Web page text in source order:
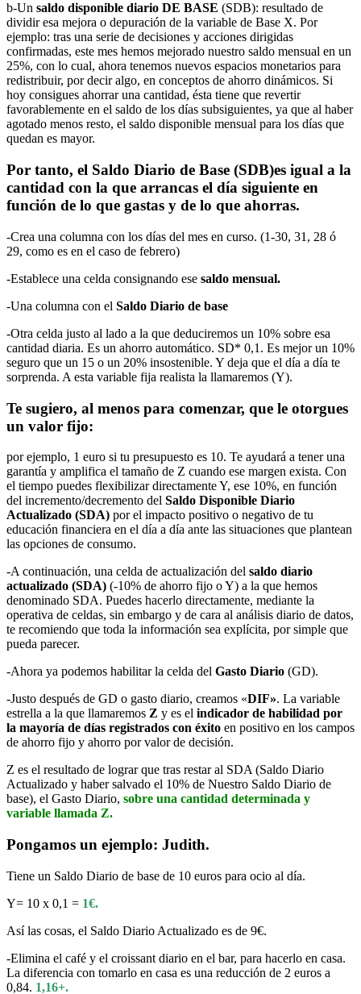
b-Un saldo disponible diario DE BASE (SDB): resultado de
dividir esa mejora o depuración de la variable de Base X. Por
ejemplo: tras una serie de decisiones y acciones dirigidas
confirmadas, este mes hemos mejorado nuestro saldo mensual en un
25%, con lo cual, ahora tenemos nuevos espacios monetarios para
redistribuir, por decir algo, en conceptos de ahorro dinámicos. Si
hoy consigues ahorrar una cantidad, ésta tiene que revertir
favorablemente en el saldo de los días subsiguientes, ya que al haber
agotado menos resto, el saldo disponible mensual para los días que
quedan es mayor.
Por tanto, el Saldo Diario de Base (SDB)es igual a la
cantidad con la que arrancas el día siguiente en
función de lo que gastas y de lo que ahorras.
-Crea una columna con los días del mes en curso. (1-30, 31, 28 ó
29, como es en el caso de febrero)
-Establece una celda consignando ese saldo mensual.
-Una columna con el Saldo Diario de base
-Otra celda justo al lado a la que deduciremos un 10% sobre esa
cantidad diaria. Es un ahorro automático. SD* 0,1. Es mejor un 10%
seguro que un 15 o un 20% insostenible. Y deja que el día a día te
sorprenda. A esta variable fija realista la llamaremos (Y).
Te sugiero, al menos para comenzar, que le otorgues
un valor fijo:
por ejemplo, 1 euro si tu presupuesto es 10. Te ayudará a tener una
garantía y amplifica el tamaño de Z cuando ese margen exista. Con
el tiempo puedes flexibilizar directamente Y, ese 10%, en función
del incremento/decremento del Saldo Disponible Diario
Actualizado (SDA) por el impacto positivo o negativo de tu
educación financiera en el día a día ante las situaciones que plantean
las opciones de consumo.
-A continuación, una celda de actualización del saldo diario
actualizado (SDA) (-10% de ahorro fijo o Y) a la que hemos
denominado SDA. Puedes hacerlo directamente, mediante la
operativa de celdas, sin embargo y de cara al análisis diario de datos,
te recomiendo que toda la información sea explícita, por simple que
pueda parecer.
-Ahora ya podemos habilitar la celda del Gasto Diario (GD).
-Justo después de GD o gasto diario, creamos «DIF». La variable
estrella a la que llamaremos Z y es el indicador de habilidad por
la mayoría de días registrados con éxito en positivo en los campos
de ahorro fijo y ahorro por valor de decisión.
Z es el resultado de lograr que tras restar al SDA (Saldo Diario
Actualizado y haber salvado el 10% de Nuestro Saldo Diario de
base), el Gasto Diario, sobre una cantidad determinada y
variable llamada Z.
Pongamos un ejemplo: Judith.
Tiene un Saldo Diario de base de 10 euros para ocio al día.
Y= 10 x 0,1 = 1€.
Así las cosas, el Saldo Diario Actualizado es de 9€.
-Elimina el café y el croissant diario en el bar, para hacerlo en casa.
La diferencia con tomarlo en casa es una reducción de 2 euros a
0,84. 1,16+.